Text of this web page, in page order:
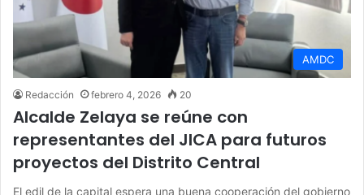
AMDC
Redacción febrero 4, 2026 20
Alcalde Zelaya se reúne con
representantes del JICA para futuros
proyectos del Distrito Central
El edil de la capital espera una buena cooperación del gobierno